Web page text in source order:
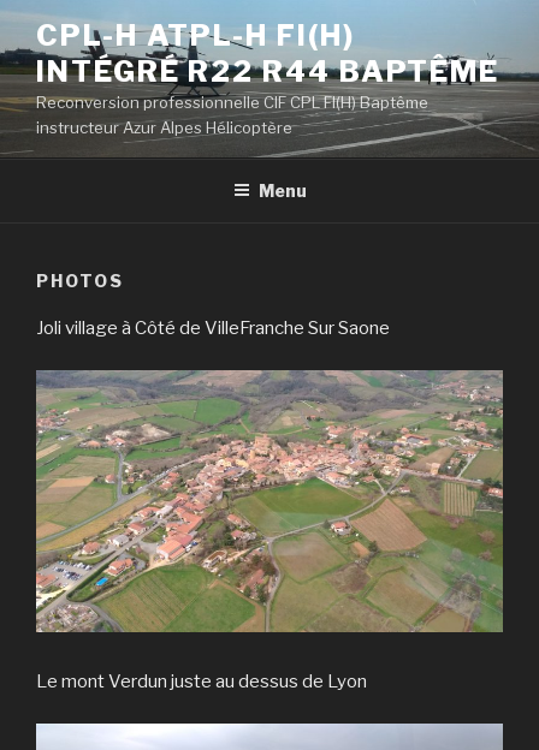
Skip
to
content
CPL-H ATPL-H FI(H)
INTÉGRÉ R22 R44 BAPTÊME
Reconversion professionnelle CIF CPL FI(H) Baptême
instructeur Azur Alpes Hélicoptère
Menu
PHOTOS
Joli village à Côté de VilleFranche Sur Saone
Le mont Verdun juste au dessus de Lyon